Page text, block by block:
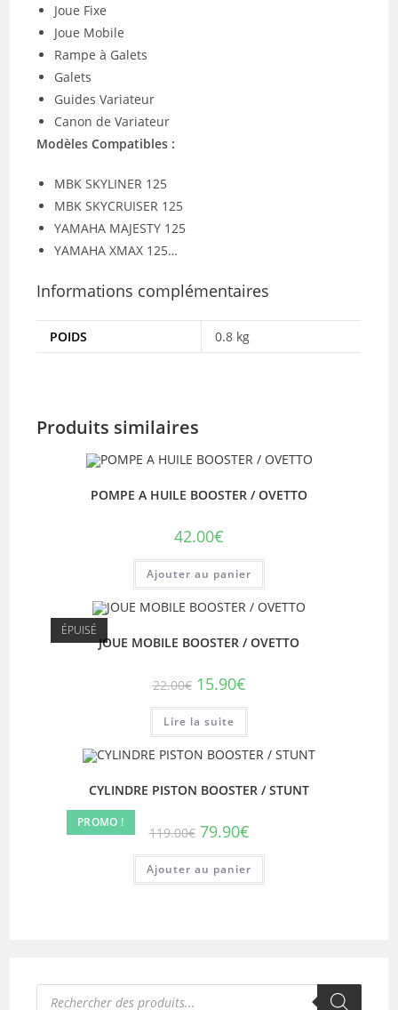
Joue Fixe
Joue Mobile
Rampe à Galets
Galets
Guides Variateur
Canon de Variateur
Modèles Compatibles :
MBK SKYLINER 125
MBK SKYCRUISER 125
YAMAHA MAJESTY 125
YAMAHA XMAX 125…
Informations complémentaires
POIDS 0.8 kg
Produits similaires
POMPE A HUILE BOOSTER / OVETTO
42.00€
Ajouter au panier
ÉPUISÉ
JOUE MOBILE BOOSTER / OVETTO
22.00€ Le
prix
initial
était :
22.00€.
15.90€Le
prix
actuel
Lire la suite
PROMO !
CYLINDRE PISTON BOOSTER / STUNT
119.00€ Le
prix
initial
était :
119.00€.
79.90€Le
prix
actuel
est :
79.90€.
Ajouter au panier
Recherche